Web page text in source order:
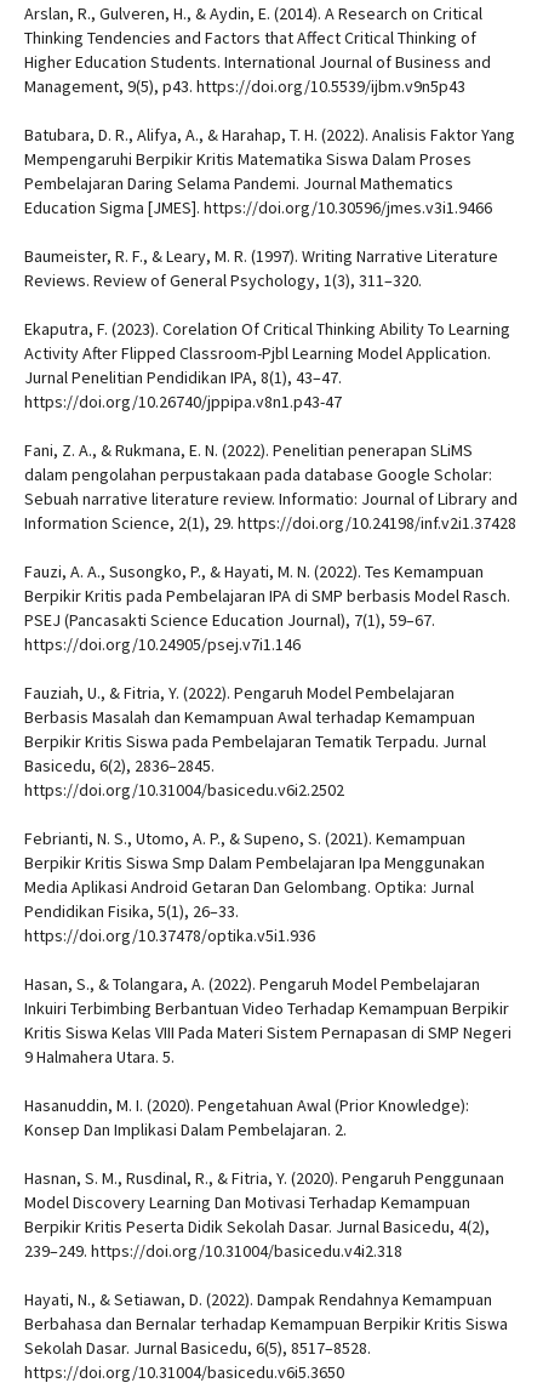
Arslan, R., Gulveren, H., & Aydin, E. (2014). A Research on Critical
Thinking Tendencies and Factors that Affect Critical Thinking of
Higher Education Students. International Journal of Business and
Management, 9(5), p43. https://doi.org/10.5539/ijbm.v9n5p43
Batubara, D. R., Alifya, A., & Harahap, T. H. (2022). Analisis Faktor Yang
Mempengaruhi Berpikir Kritis Matematika Siswa Dalam Proses
Pembelajaran Daring Selama Pandemi. Journal Mathematics
Education Sigma [JMES]. https://doi.org/10.30596/jmes.v3i1.9466
Baumeister, R. F., & Leary, M. R. (1997). Writing Narrative Literature
Reviews. Review of General Psychology, 1(3), 311–320.
Ekaputra, F. (2023). Corelation Of Critical Thinking Ability To Learning
Activity After Flipped Classroom-Pjbl Learning Model Application.
Jurnal Penelitian Pendidikan IPA, 8(1), 43–47.
https://doi.org/10.26740/jppipa.v8n1.p43-47
Fani, Z. A., & Rukmana, E. N. (2022). Penelitian penerapan SLiMS
dalam pengolahan perpustakaan pada database Google Scholar:
Sebuah narrative literature review. Informatio: Journal of Library and
Information Science, 2(1), 29. https://doi.org/10.24198/inf.v2i1.37428
Fauzi, A. A., Susongko, P., & Hayati, M. N. (2022). Tes Kemampuan
Berpikir Kritis pada Pembelajaran IPA di SMP berbasis Model Rasch.
PSEJ (Pancasakti Science Education Journal), 7(1), 59–67.
https://doi.org/10.24905/psej.v7i1.146
Fauziah, U., & Fitria, Y. (2022). Pengaruh Model Pembelajaran
Berbasis Masalah dan Kemampuan Awal terhadap Kemampuan
Berpikir Kritis Siswa pada Pembelajaran Tematik Terpadu. Jurnal
Basicedu, 6(2), 2836–2845.
https://doi.org/10.31004/basicedu.v6i2.2502
Febrianti, N. S., Utomo, A. P., & Supeno, S. (2021). Kemampuan
Berpikir Kritis Siswa Smp Dalam Pembelajaran Ipa Menggunakan
Media Aplikasi Android Getaran Dan Gelombang. Optika: Jurnal
Pendidikan Fisika, 5(1), 26–33.
https://doi.org/10.37478/optika.v5i1.936
Hasan, S., & Tolangara, A. (2022). Pengaruh Model Pembelajaran
Inkuiri Terbimbing Berbantuan Video Terhadap Kemampuan Berpikir
Kritis Siswa Kelas VIII Pada Materi Sistem Pernapasan di SMP Negeri
9 Halmahera Utara. 5.
Hasanuddin, M. I. (2020). Pengetahuan Awal (Prior Knowledge):
Konsep Dan Implikasi Dalam Pembelajaran. 2.
Hasnan, S. M., Rusdinal, R., & Fitria, Y. (2020). Pengaruh Penggunaan
Model Discovery Learning Dan Motivasi Terhadap Kemampuan
Berpikir Kritis Peserta Didik Sekolah Dasar. Jurnal Basicedu, 4(2),
239–249. https://doi.org/10.31004/basicedu.v4i2.318
Hayati, N., & Setiawan, D. (2022). Dampak Rendahnya Kemampuan
Berbahasa dan Bernalar terhadap Kemampuan Berpikir Kritis Siswa
Sekolah Dasar. Jurnal Basicedu, 6(5), 8517–8528.
https://doi.org/10.31004/basicedu.v6i5.3650